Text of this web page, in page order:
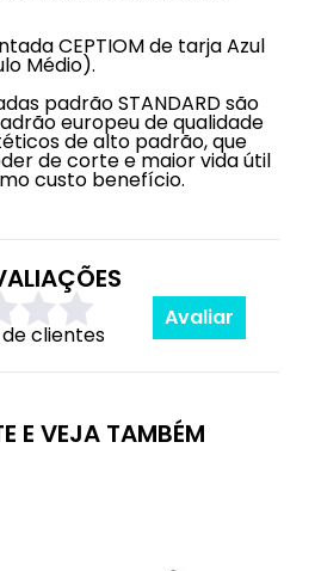
CEPTIOM de tarja Azul
Médio).
padrão STANDARD são
europeu de qualidade
de alto padrão, que
de corte e maior vida útil
custo benefício.
clientes
Avaliar
E VEJA TAMBÉM